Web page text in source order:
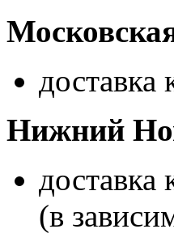
Нижний
(в